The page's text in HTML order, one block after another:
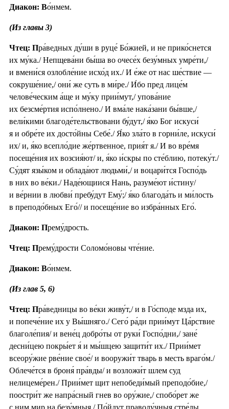
Диакон: Во́нмем.
(Из главы 3)
Чтец: Пра́ведных ду́ши в руце́ Бо́жией, и не прико́снется
их му́ка./ Непщева́ни бы́ша во очесе́х безу́мных умре́ти,/
и вмени́ся озлобле́ние исхо́д их./ И е́же от нас ше́ствие —
сокруше́ние,/ они́ же суть в ми́ре./ И́бо пред лице́м
челове́ческим а́ще и му́ку прии́мут,/ упова́ние
их безсме́ртия испо́лнено./ И вма́ле нака́зани бы́вше,/
вели́кими благоде́тельствовани бу́дут,/ я́ко Бог искуси́
я и обре́те их досто́йны Себе́./ Я́ко зла́то в горни́ле, искуси́
их/ и, я́ко всепло́дие же́ртвенное, прия́т я./ И во вре́мя
посеще́ния их возсия́ют/ и, я́ко и́скры по сте́блию, потеку́т./
Су́дят язы́ком и облада́ют людьми́,/ и воцари́тся Госпо́дь
в них во ве́ки./ Наде́ющиися Нань, разуме́ют и́стину/
и ве́рнии в любви́ пребу́дут Ему́;/ я́ко благода́ть и ми́лость
в преподо́бных Его́// и посеще́ние во избра́нных Его́.
Диакон: Прему́дрость.
Чтец: Прему́дрости Соломо́новы чте́ние.
Диакон: Во́нмем.
(Из глав 5, 6)
Чтец: Пра́ведницы во ве́ки живу́т,/ и в Го́споде мзда их,
и попече́ние их у Вы́шняго./ Сего́ ра́ди прии́мут Ца́рствие
благоле́пия/ и вене́ц добро́ты от руки́ Госпо́дни,/ зане́
десни́цею покры́ет я́ и мы́шцею защити́т их./ Прии́мет
всеору́жие рве́ние свое́/ и вооружи́т тварь в месть враго́м./
Облече́тся в броня́ пра́вды/ и возложи́т шлем суд
нелицеме́рен./ Прии́мет щит непобеди́мый преподо́бие,/
поостри́т же напра́сный гнев во ору́жие,/ спобо́рет же
с ним мир на безу́мныя./ По́йдут праволу́чныя стре́лы